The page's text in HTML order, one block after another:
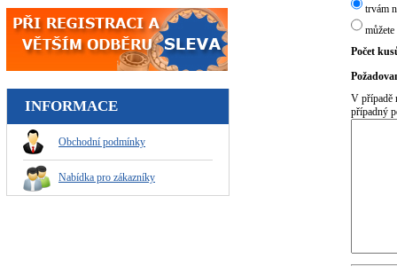
INFORMACE
Obchodní podmínky
Nabídka pro zákazníky
trvám
Počet
V případě
případný